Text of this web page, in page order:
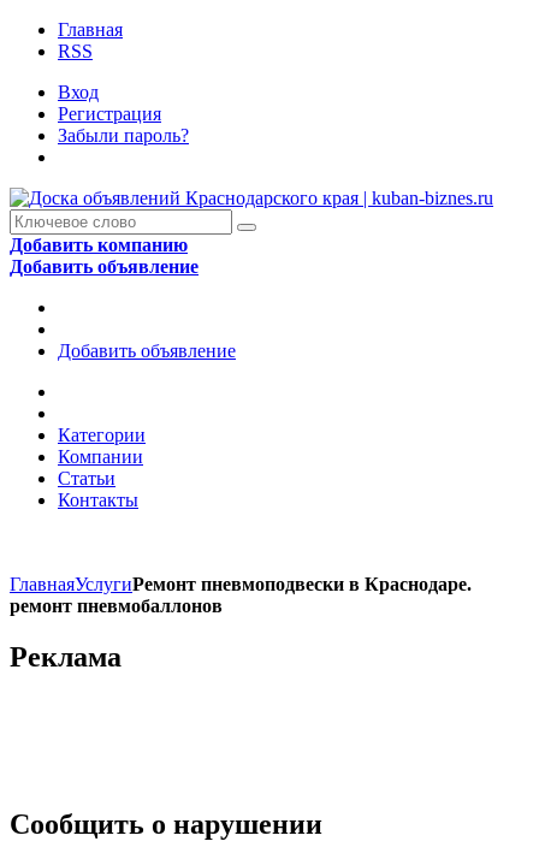
Главная
RSS
Вход
Регистрация
Забыли пароль?
Добавить компанию
Добавить объявление
Добавить объявление
Категории
Компании
Статьи
Контакты
ГлавнаяУслугиРемонт пневмоподвески в Краснодаре.
ремонт пневмобаллонов
Реклама
Сообщить о нарушении